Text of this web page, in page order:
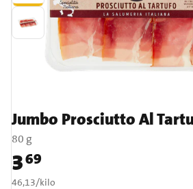
Jumbo Prosciutto Al
80 g
Prijs: € 3,69
369
€ 46,13 per kilo
46,13/kilo